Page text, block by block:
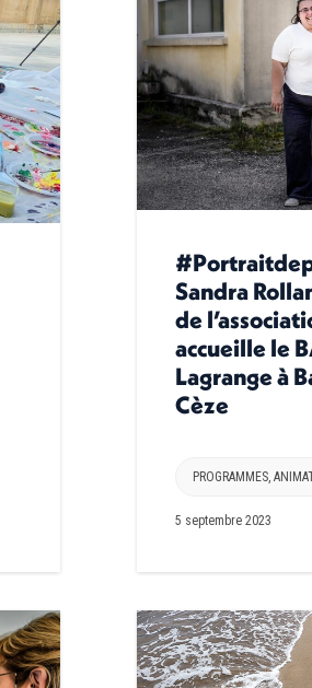
Sandra
de
accueille le
Lagrange à
Cèze
PROGRAMMES,
5 septembre 2023